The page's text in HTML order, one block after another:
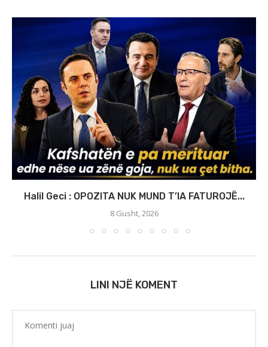
Halil Geci : OPOZITA NUK MUND T’IA FATUROJË...
8 Gusht, 2026
LINI NJË KOMENT